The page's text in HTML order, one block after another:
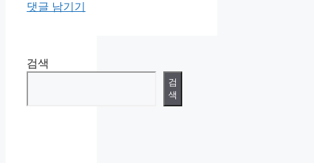
댓글 남기기
검색
검
색